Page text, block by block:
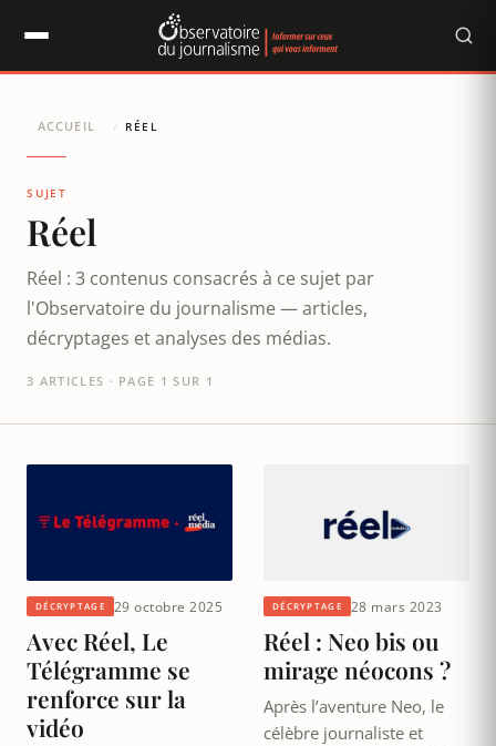
ACCUEIL / RÉEL
SUJET
Réel
Réel : 3 contenus consacrés à ce sujet par
l'Observatoire du journalisme — articles,
décryptages et analyses des médias.
3 ARTICLES · PAGE 1 SUR 1
DÉCRYPTAGE 29 octobre 2025
Avec Réel, Le
Télégramme se
renforce sur la
vidéo
DÉCRYPTAGE 28 mars 2023
Réel : Neo bis ou
mirage néocons ?
Après l’aventure Neo, le
célèbre journaliste et
Panneau de gestion des cookies